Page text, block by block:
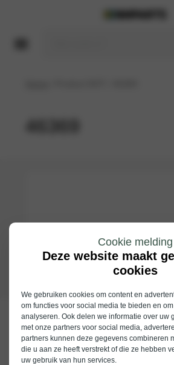
Cookie melding
Deze website maakt
cookies
We gebruiken cookies om content en
om functies voor social media te bieden en
analyseren. Ook delen we informatie over uw
met onze partners voor social media,
partners kunnen deze gegevens combineren
die u aan ze heeft verstrekt of die ze hebben
uw gebruik van hun services.
Schrijf je in voor de nieuwsbrief
Nieuwenhuijse
E-mailadres